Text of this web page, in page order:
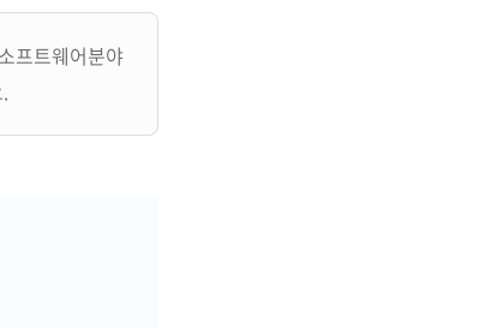
프트웨어분야